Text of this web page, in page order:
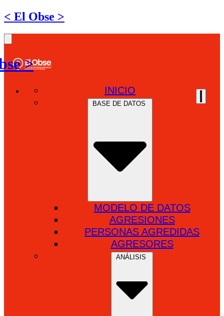
< El Obse >
>
INICIO
BASE DE DATOS
MODELO DE DATOS
AGRESIONES
PERSONAS AGREDIDAS
AGRESORES
ANÁLISIS